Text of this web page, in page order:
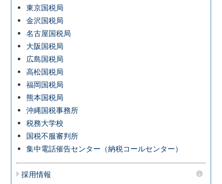
東京国税局
金沢国税局
名古屋国税局
大阪国税局
広島国税局
高松国税局
福岡国税局
熊本国税局
沖縄国税事務所
税務大学校
国税不服審判所
集中電話催告センター（納税コールセンター）
採用情報